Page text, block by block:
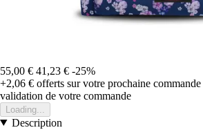
55,00 € 41,23 € -25%
+2,06 € offerts sur votre prochaine commande
validation de votre commande
Loading...
Description